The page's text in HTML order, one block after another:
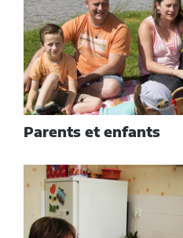
rubrique
Parents et enfants